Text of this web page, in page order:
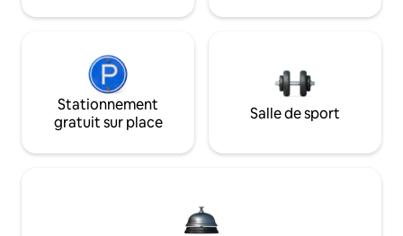
Stationnement
gratuit sur place
Salle de sport